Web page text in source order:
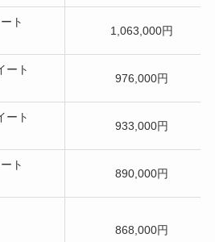
ト
1,063,000円
ート
976,000円
ート
933,000円
ト
890,000円
868,000円